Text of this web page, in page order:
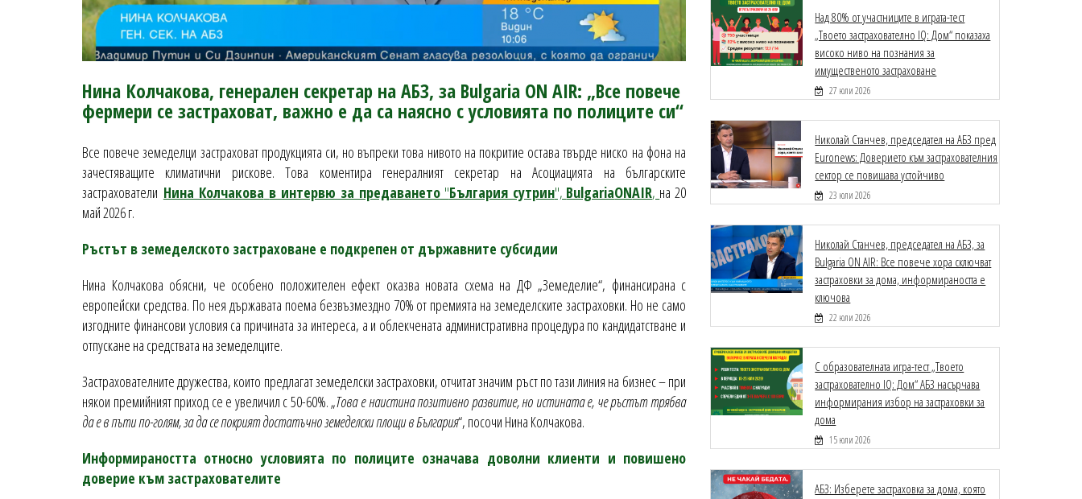
Нина Колчакова, генерален секретар на АБЗ, за Bulgaria ON AIR: „Все повече
фермери се застраховат, важно е да са наясно с условията по полиците си“
Все повече земеделци застраховат продукцията си, но въпреки това нивото на покритие остава твърде ниско на фона на
зачестяващите климатични рискове. Това коментира генералният секретар на Асоциацията на българските
застрахователи Нина Колчакова в интервю за предаването"България сутрин", BulgariaONAIR, на 20
май 2026 г.
Ръстът в земеделското застраховане е подкрепен от държавните субсидии
Нина Колчакова обясни, че особено положителен ефект оказва новата схема на ДФ „Земеделие“, финансирана с
европейски средства. По нея държавата поема безвъзмездно 70% от премията на земеделските застраховки. Но не само
изгодните финансови условия са причината за интереса, а и облекчената административна процедура по кандидатстване и
отпускане на средствата на земеделците.
Застрахователните дружества, които предлагат земеделски застраховки, отчитат значим ръст по тази линия на бизнес – при
някои премийният приход се е увеличил с 50-60%. „Това е наистина позитивно развитие, но истината е, че ръстът трябва
да е в пъти по-голям, за да се покрият достатъчно земеделски площи в България“, посочи Нина Колчакова.
Информираността относно условията по полиците означава доволни клиенти и повишено
доверие към застрахователите
Над 80% от участниците в играта-тест
„Твоето застрахователно IQ: Дом“ показаха
високо ниво на познания за
имущественото застраховане
27 юли 2026
Николай Станчев, председател на АБЗ пред
Euronews: Доверието към застрахователния
сектор се повишава устойчиво
23 юли 2026
Николай Станчев, председател на АБЗ, за
Bulgaria ON AIR: Все повече хора сключват
застраховки за дома, информираността е
ключова
22 юли 2026
С образователната игра-тест „Твоето
застрахователно IQ: Дом“ АБЗ насърчава
информирания избор на застраховки за
дома
15 юли 2026
АБЗ: Изберете застраховка за дома, която